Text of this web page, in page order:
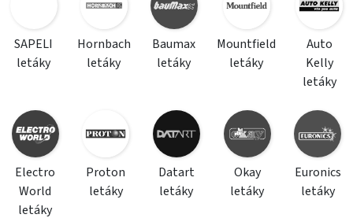
SAPELI
letáky
Hornbach
letáky
Baumax
letáky
Mountfield
letáky
Auto
Kelly
letáky
Electro
World
letáky
Proton
letáky
Datart
letáky
Okay
letáky
Euronics
letáky